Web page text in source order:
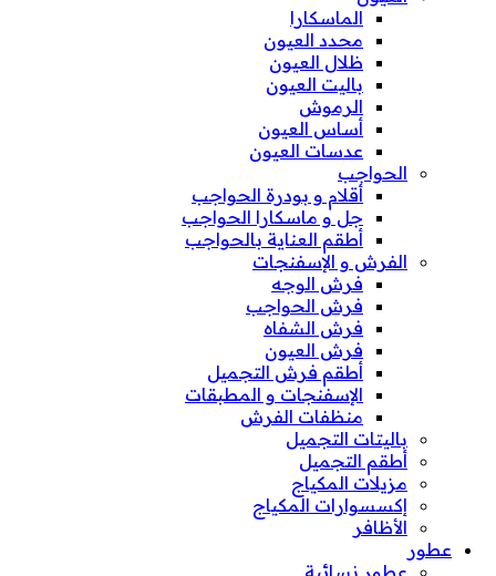
الماسكارا
محدد العيون
ظلال العيون
باليت العيون
الرموش
أساس العيون
عدسات العيون
الحواجب
أقلام و بودرة الحواجب
جل و ماسكارا الحواجب
أطقم العناية بالحواجب
الفرش و الإسفنجات
فرش الوجه
فرش الحواجب
فرش الشفاه
فرش العيون
أطقم فرش التجميل
الإسفنجات و المطبقات
منظفات الفرش
باليتات التجميل
أطقم التجميل
مزيلات المكياج
إكسسوارات المكياج
الأظافر
عطور